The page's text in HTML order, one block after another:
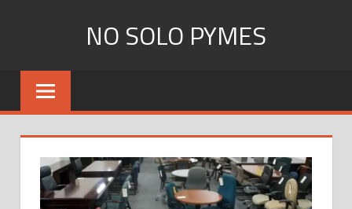
NO SOLO PYMES
Todo
que
necesita
saber